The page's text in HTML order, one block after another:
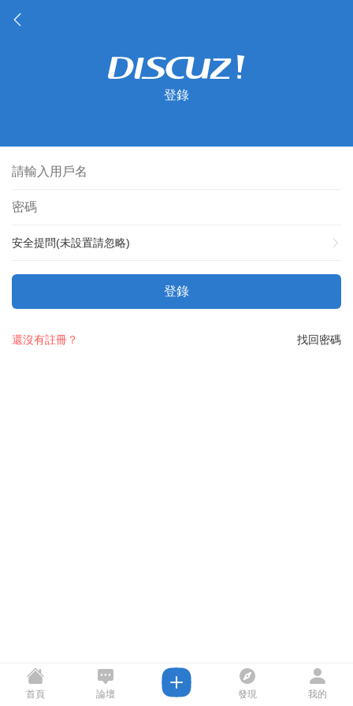
登錄
安全提問(未設置請忽略)
登錄
找回密碼
還沒有註冊？
首頁 論壇 發現 我的